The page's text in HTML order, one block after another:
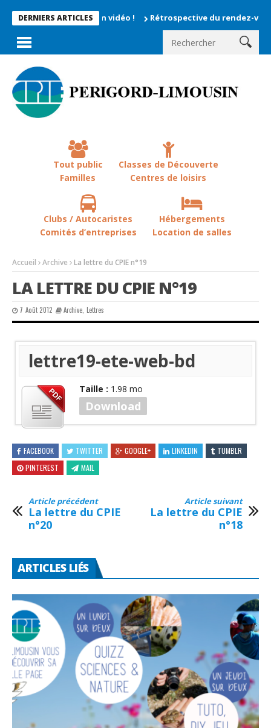
DERNIERS ARTICLES
enregistrés en vidéo ! Rétrospective du rendez-vous la
Tout public
Familles
Classes de Découverte
Centres de loisirs
Clubs / Autocaristes
Comités d’entreprises
Hébergements
Location de salles
Accueil Archive La lettre du CPIE n°19
LA LETTRE DU CPIE N°19
7 Août 2012 Archive, Lettres
lettre19-ete-web-bd
PDF
Taille : 1.98 mo
Download
FACEBOOK TWITTER GOOGLE+ LINKEDIN
TUMBLR
PINTEREST
MAIL
Article précédent
La lettre du CPIE
n°20
Article suivant
La lettre du CPIE
n°18
ARTICLES LIÉS